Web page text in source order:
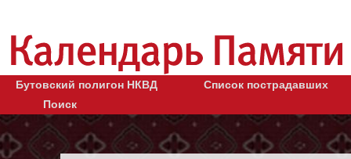
Бутовский полигон НКВД
Список пострадавших
Поиск